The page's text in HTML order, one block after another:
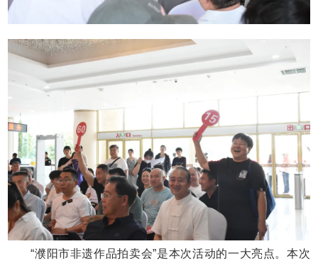
“濮阳市非遗作品拍卖会”是本次活动的一大亮点。本次